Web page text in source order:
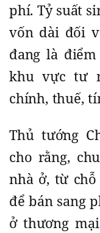
phí. Tỷ suất
vốn dài đối
đang là
khu vực tư
chính, thuế,
Thủ tướng
cho rằng,
nhà ở, từ
để bán sang
ở thương